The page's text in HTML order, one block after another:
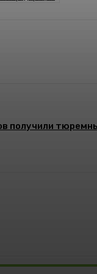
получили